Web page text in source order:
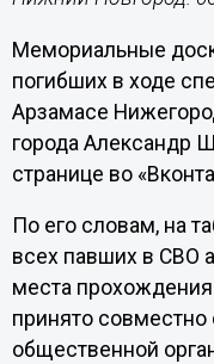
Мемориальные
погибших в ходе
Арзамасе
города Александр
странице во
По его словам, на
всех павших в СВО
места
принято
общественной